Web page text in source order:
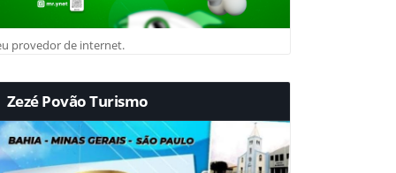
provedor de internet.
Zezé Povão Turismo